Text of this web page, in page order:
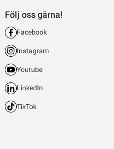
Följ oss gärna!
Facebook
Instagram
Youtube
LinkedIn
TikTok